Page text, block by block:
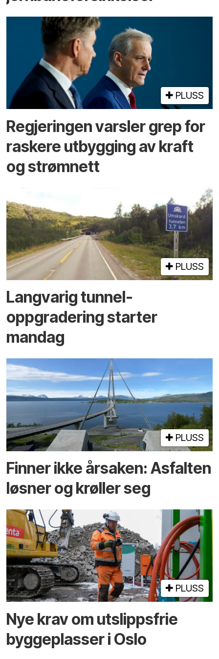
PLUSS
Regjeringen varsler grep for
raskere utbygging av kraft
og strømnett
PLUSS
Langvarig tunnel­
oppgradering starter
mandag
PLUSS
Finner ikke årsaken: Asfalten
løsner og krøller seg
PLUSS
Nye krav om utslippsfrie
byggeplasser i Oslo